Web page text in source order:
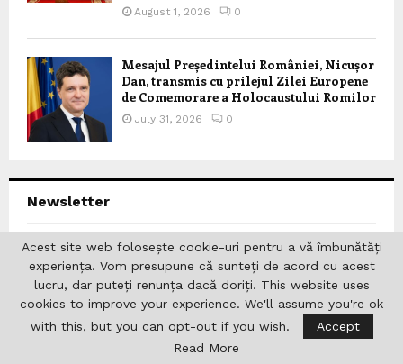
August 1, 2026 0
Mesajul Președintelui României, Nicușor
Dan, transmis cu prilejul Zilei Europene
de Comemorare a Holocaustului Romilor
July 31, 2026 0
Newsletter
Abonați-vă la Newsletter pentru articole noi pe blog,
sfaturi și fotografii noi. Să rămânem la curent!
Acest site web folosește cookie-uri pentru a vă îmbunătăți
experiența. Vom presupune că sunteți de acord cu acest
lucru, dar puteți renunța dacă doriți. This website uses
cookies to improve your experience. We'll assume you're ok
with this, but you can opt-out if you wish.
Accept
Read More